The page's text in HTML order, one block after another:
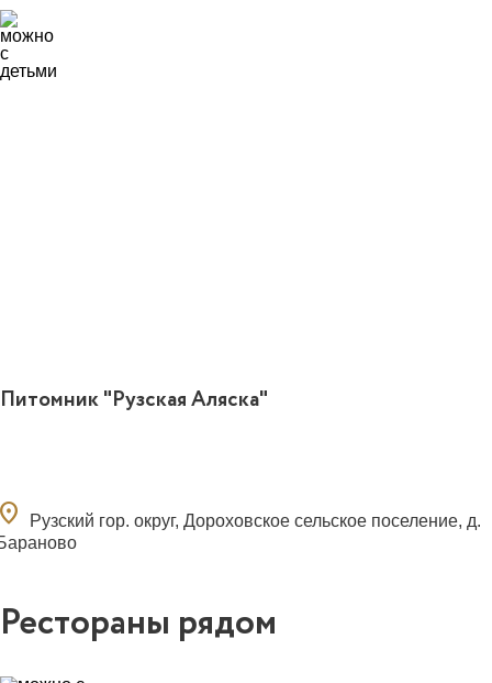
Питомник "Рузская Аляска"
Рузский гор. округ, Дороховское сельское поселение, д.
Рестораны рядом